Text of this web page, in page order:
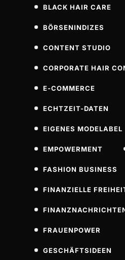
BLACK HAIR CARE
BÖRSENINDIZES
CONTENT STUDIO
CORPORATE HAIR
E-COMMERCE
ECHTZEIT-DATEN
EIGENES MODELABEL
EMPOWERMENT
FASHION BUSINESS
FINANZIELLE
FRAUENPOWER
GESCHÄFTSIDEEN